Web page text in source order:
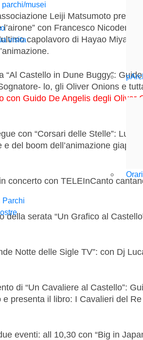
musei
visita
Parchi
Leiji Matsumoto
con Francesco Nicodemo
capolavoro di Hayao
Castello in Dune Buggy”:
lo, gli Oliver Onions e
con Guido De Angelis degli Oliver
con “Corsari delle Stelle”: Luca
del boom dell’animazione
concerto con TELEInCanto
serata “Un Grafico al
Notte delle Sigle TV”: con Dj
di “Un Cavaliere al Castello”:
presenta il libro: I Cavalieri del
eventi: all 10,30 con “Big in